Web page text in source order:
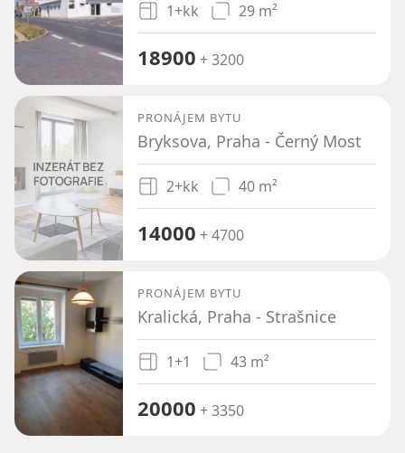
1+kk 29 m²
18900 + 3200
PRONÁJEM BYTU
Bryksova, Praha - Černý Most
2+kk 40 m²
14000 + 4700
PRONÁJEM BYTU
Kralická, Praha - Strašnice
1+1 43 m²
20000 + 3350